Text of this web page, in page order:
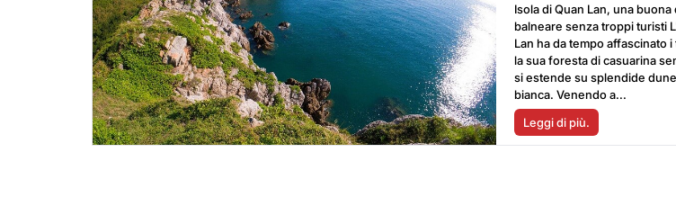
Isola di Quan Lan, una
balneare senza troppi turisti
Lan ha da tempo affascinato
la sua foresta di casuarina
si estende su splendide
bianca. Venendo a...
Leggi di più.